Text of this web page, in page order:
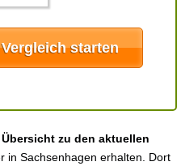
zu den aktuellen
in Sachsenhagen erhalten. Dort